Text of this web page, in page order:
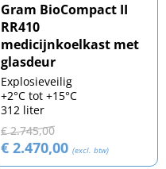
Gram BioCompact II
RR410
medicijnkoelkast met
glasdeur
Explosieveilig
+2°C tot +15°C
312 liter
€ 2.745,00
€ 2.470,00 (excl. btw)